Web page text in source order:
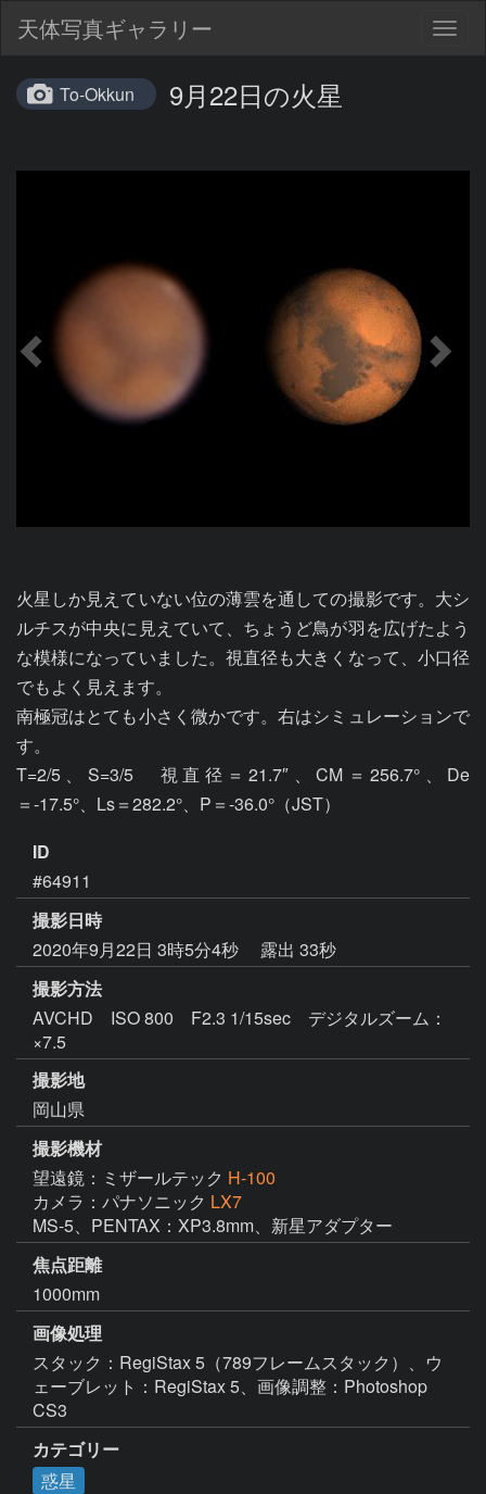
天体写真ギャラリー
To-Okkun 9月22日の火星
火星しか見えていない位の薄雲を通しての撮影です。大シ
ルチスが中央に見えていて、ちょうど鳥が羽を広げたよう
な模様になっていました。視直径も大きくなって、小口径
でもよく見えます。
南極冠はとても小さく微かです。右はシミュレーションで
す。
T=2/5、S=3/5　視直径＝21.7″、CM＝256.7°、De
＝-17.5°、Ls＝282.2°、P＝-36.0°（JST）
ID
#64911
撮影日時
2020年9月22日 3時5分4秒
露出 33秒
撮影方法
AVCHD ISO 800 F2.3 1/15sec デジタルズーム：
×7.5
撮影地
岡山県
撮影機材
望遠鏡：ミザールテック H-100
カメラ：パナソニック LX7
MS-5、PENTAX：XP3.8mm、新星アダプター
焦点距離
1000mm
画像処理
スタック：RegiStax 5（789フレームスタック）、ウ
ェーブレット：RegiStax 5、画像調整：Photoshop
CS3
カテゴリー
惑星